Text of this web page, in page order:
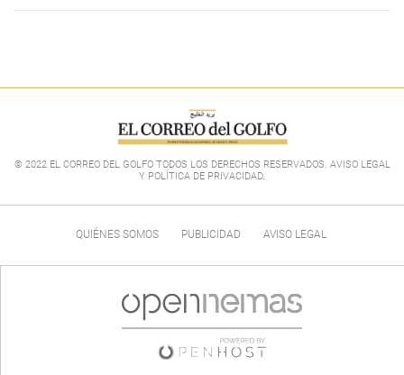
© 2022 EL CORREO DEL GOLFO TODOS LOS DERECHOS RESERVADOS. AVISO LEGAL
Y POLÍTICA DE PRIVACIDAD.
QUIÉNES SOMOS PUBLICIDAD AVISO LEGAL